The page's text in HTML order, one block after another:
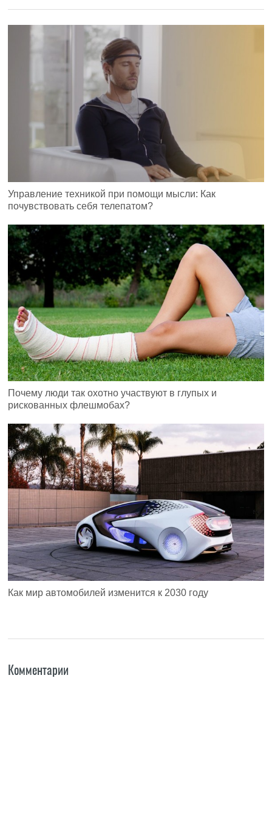
Управление техникой при помощи мысли: Как
почувствовать себя телепатом?
Почему люди так охотно участвуют в глупых и
рискованных флешмобах?
Как мир автомобилей изменится к 2030 году
Комментарии